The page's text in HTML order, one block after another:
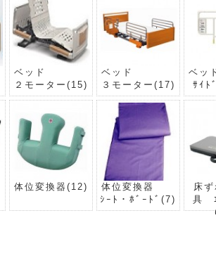
ベッド
２モーター (15)
ベッド
３モーター (17)
ベッ
ｻｲﾄ
体位変換器 (12)
体位変換器
ｼｰﾄ・ﾎﾞｰﾄﾞ(7)
床
具